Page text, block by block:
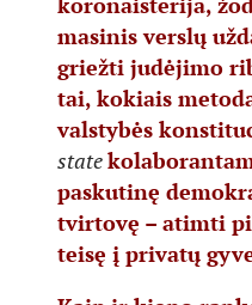
masinis verslų
griežti judėjimo
tai, kokiais
valstybės
state
paskutinę
tvirtovę – atimti
teisę į privatų